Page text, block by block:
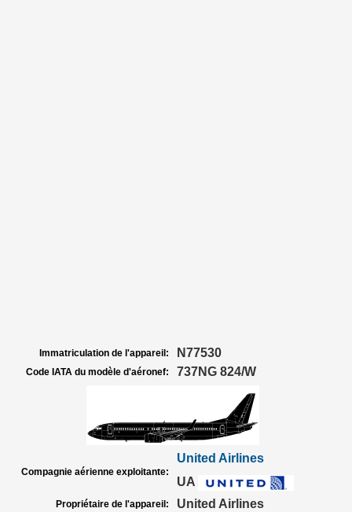
Immatriculation de l'appareil: N77530
Code IATA du modèle d'aéronef: 737NG 824/W
Compagnie aérienne exploitante:
United Airlines
UA
Propriétaire de l'appareil: United Airlines